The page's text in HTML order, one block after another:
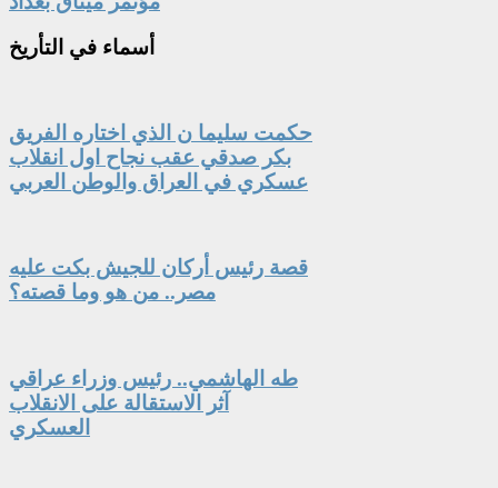
أسماء في التأريخ
حكمت سليما ن الذي اختاره الفريق
بكر صدقي عقب نجاح اول انقلاب
عسكري في العراق والوطن العربي
قصة رئيس أركان للجيش بكت عليه
مصر.. من هو وما قصته؟
طه الهاشمي.. رئيس وزراء عراقي
آثر الاستقالة على الانقلاب
العسكري